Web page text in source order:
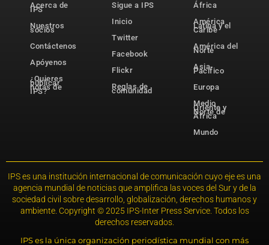
Acerca de
IPS
Nuestros
socios
Contáctenos
Apóyenos
¿Quieres
publicar
notas de
IPS?
Sigue a IPS
Inicio
Twitter
Facebook
Flickr
Reglas de
comunidad
África
América
Latina y el
Caribe
América del
Norte
Asia-
Pacífico
Europa
Medio
Oriente y
Norte de
África
Mundo
IPS es una institución internacional de comunicación cuyo eje es una
agencia mundial de noticias que amplifica las voces del Sur y de la
sociedad civil sobre desarrollo, globalización, derechos humanos y
ambiente. Copyright © 2025 IPS-Inter Press Service. Todos los
derechos reservados.
IPS es la única organización periodística mundial con más